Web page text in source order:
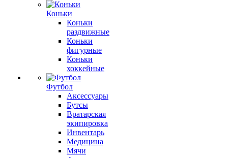
Коньки
Коньки
раздвижные
Коньки
фигурные
Коньки
хоккейные
Футбол
Аксессуары
Бутсы
Вратарская
экипировка
Инвентарь
Медицина
Мячи